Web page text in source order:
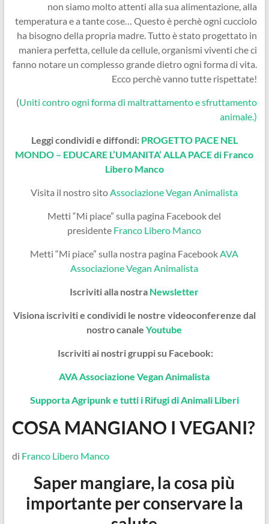
non siamo molto attenti alla sua alimentazione, alla
temperatura e a tante cose… Questo è perchè ogni cucciolo
ha bisogno della propria madre. Tutto è stato progettato in
maniera perfetta, cellule da cellule, organismi viventi che ci
fanno notare un complesso grande dietro ogni forma di vita.
Ecco perchè vanno tutte rispettate!
(Uniti contro ogni forma di maltrattamento e sfruttamento
animale.)
Leggi condividi e diffondi: PROGETTO PACE NEL
MONDO – EDUCARE L’UMANITA’ ALLA PACE di Franco
Libero Manco
Visita il nostro sitoAssociazione Vegan Animalista
Metti “Mi piace” sulla pagina Facebook del
presidente Franco Libero Manco
Metti “Mi piace” sulla nostra pagina FacebookAVA
Associazione Vegan Animalista
Iscriviti alla nostra Newsletter
Visiona iscriviti e condividi le nostre videoconferenze dal
nostro canaleYoutube
Iscriviti ai nostri gruppi su Facebook:
AVA Associazione Vegan Animalista
Supporta Agripunk e tutti i Rifugi di Animali Liberi
COSA MANGIANO I VEGANI?
di Franco Libero Manco
Saper mangiare, la cosa più
importante per conservare la